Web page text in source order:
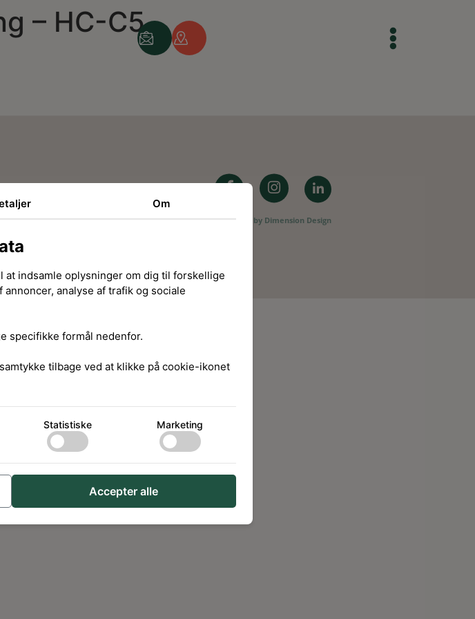
– HC-C5
Website by Dimension Design
Om
indsamle oplysninger om dig til forskellige
analyse af trafik og sociale
specifikke formål nedenfor.
tilbage ved at klikke på cookie-ikonet
Statistiske Marketing
Accepter alle